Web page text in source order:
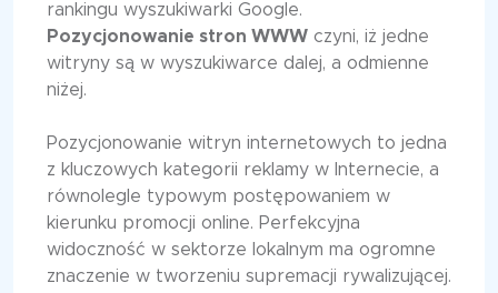
rankingu wyszukiwarki Google.
Pozycjonowanie stron WWW czyni, iż jedne
witryny są w wyszukiwarce dalej, a odmienne
niżej.
Pozycjonowanie witryn internetowych to jedna
z kluczowych kategorii reklamy w Internecie, a
równolegle typowym postępowaniem w
kierunku promocji online. Perfekcyjna
widoczność w sektorze lokalnym ma ogromne
znaczenie w tworzeniu supremacji rywalizującej.